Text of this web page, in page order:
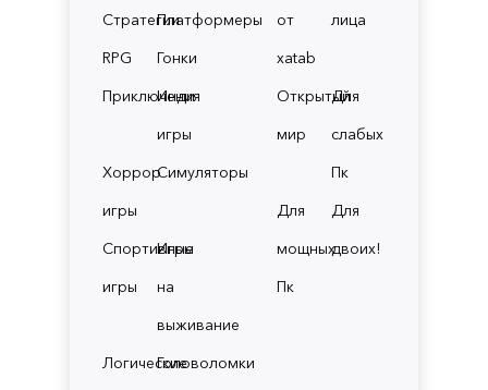
СтратегииПлатформеры
RPG
Гонки
Приключения
Инди
игры
Хоррор
игры
Симуляторы
Спортивные
игры
Игры
на
выживание
ЛогическиеГоловоломки
от
xatab
лица
Открытый
мир
Для
слабых
Пк
Для
мощных
Пк
Для
двоих!